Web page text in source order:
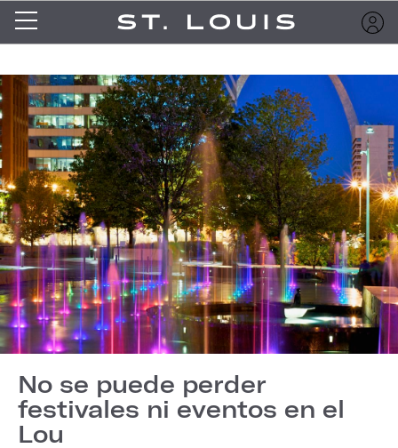
No se puede perder
festivales ni eventos en el
Lou